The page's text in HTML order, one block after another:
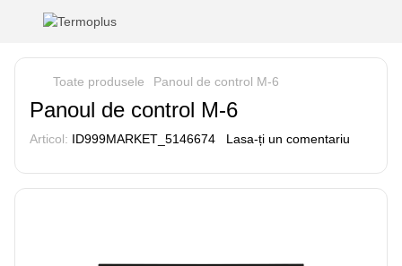
Toate produsele Panoul de control M-6
Panoul de control M-6
Articol: ID999MARKET_5146674 Lasa-ți un comentariu